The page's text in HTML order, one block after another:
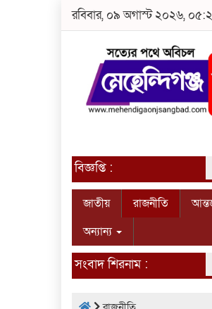
রবিবার, ০৯ অগাস্ট ২০২৬,
বিজ্ঞপ্তি :
জাতীয় রাজনীতি
অন্যান্য
সংবাদ শিরনাম :